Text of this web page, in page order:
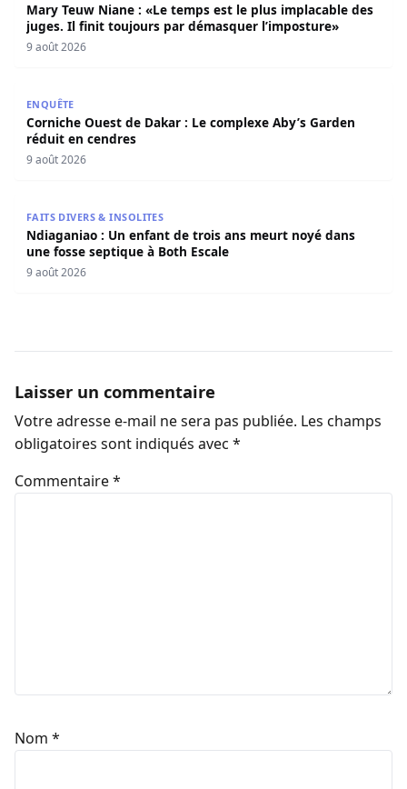
Mary Teuw Niane : «Le temps est le plus implacable des
juges. Il finit toujours par démasquer l’imposture»
9 août 2026
ENQUÊTE
Corniche Ouest de Dakar : Le complexe Aby’s Garden
réduit en cendres
9 août 2026
FAITS DIVERS & INSOLITES
Ndiaganiao : Un enfant de trois ans meurt noyé dans
une fosse septique à Both Escale
9 août 2026
Laisser un commentaire
Votre adresse e-mail ne sera pas publiée. Les champs
obligatoires sont indiqués avec *
Commentaire*
Nom *